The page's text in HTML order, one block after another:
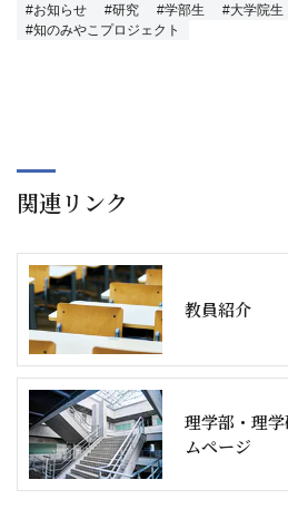
#お知らせ
#研究 #学部生
#大学院生
#知のみやこプロジェクト
関連リンク
教員紹介
理学部・理
ムページ